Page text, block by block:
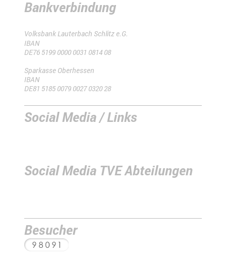
Bankverbindung
Volksbank Lauterbach Schlitz e.G.
IBAN
DE76 5199 0000 0031 0814 08
Sparkasse Oberhessen
IBAN
DE81 5185 0079 0027 0320 28
Social Media / Links
Social Media TVE Abteilungen
Besucher